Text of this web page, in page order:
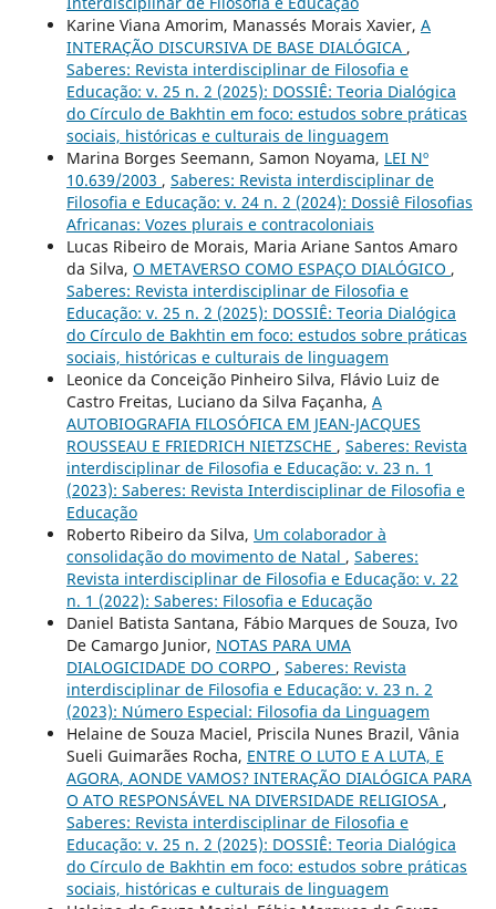
Karine Viana Amorim, Manassés Morais Xavier, A
INTERAÇÃO DISCURSIVA DE BASE DIALÓGICA ,
Saberes: Revista interdisciplinar de Filosofia e
Educação: v. 25 n. 2 (2025): DOSSIÊ: Teoria Dialógica
do Círculo de Bakhtin em foco: estudos sobre práticas
sociais, históricas e culturais de linguagem
Marina Borges Seemann, Samon Noyama, LEI Nº
10.639/2003 , Saberes: Revista interdisciplinar de
Filosofia e Educação: v. 24 n. 2 (2024): Dossiê Filosofias
Africanas: Vozes plurais e contracoloniais
Lucas Ribeiro de Morais, Maria Ariane Santos Amaro
da Silva, O METAVERSO COMO ESPAÇO DIALÓGICO ,
Saberes: Revista interdisciplinar de Filosofia e
Educação: v. 25 n. 2 (2025): DOSSIÊ: Teoria Dialógica
do Círculo de Bakhtin em foco: estudos sobre práticas
sociais, históricas e culturais de linguagem
Leonice da Conceição Pinheiro Silva, Flávio Luiz de
Castro Freitas, Luciano da Silva Façanha, A
AUTOBIOGRAFIA FILOSÓFICA EM JEAN-JACQUES
ROUSSEAU E FRIEDRICH NIETZSCHE , Saberes: Revista
interdisciplinar de Filosofia e Educação: v. 23 n. 1
(2023): Saberes: Revista Interdisciplinar de Filosofia e
Educação
Roberto Ribeiro da Silva, Um colaborador à
consolidação do movimento de Natal , Saberes:
Revista interdisciplinar de Filosofia e Educação: v. 22
n. 1 (2022): Saberes: Filosofia e Educação
Daniel Batista Santana, Fábio Marques de Souza, Ivo
De Camargo Junior, NOTAS PARA UMA
DIALOGICIDADE DO CORPO , Saberes: Revista
interdisciplinar de Filosofia e Educação: v. 23 n. 2
(2023): Número Especial: Filosofia da Linguagem
Helaine de Souza Maciel, Priscila Nunes Brazil, Vânia
Sueli Guimarães Rocha, ENTRE O LUTO E A LUTA, E
AGORA, AONDE VAMOS? INTERAÇÃO DIALÓGICA PARA
O ATO RESPONSÁVEL NA DIVERSIDADE RELIGIOSA ,
Saberes: Revista interdisciplinar de Filosofia e
Educação: v. 25 n. 2 (2025): DOSSIÊ: Teoria Dialógica
do Círculo de Bakhtin em foco: estudos sobre práticas
sociais, históricas e culturais de linguagem